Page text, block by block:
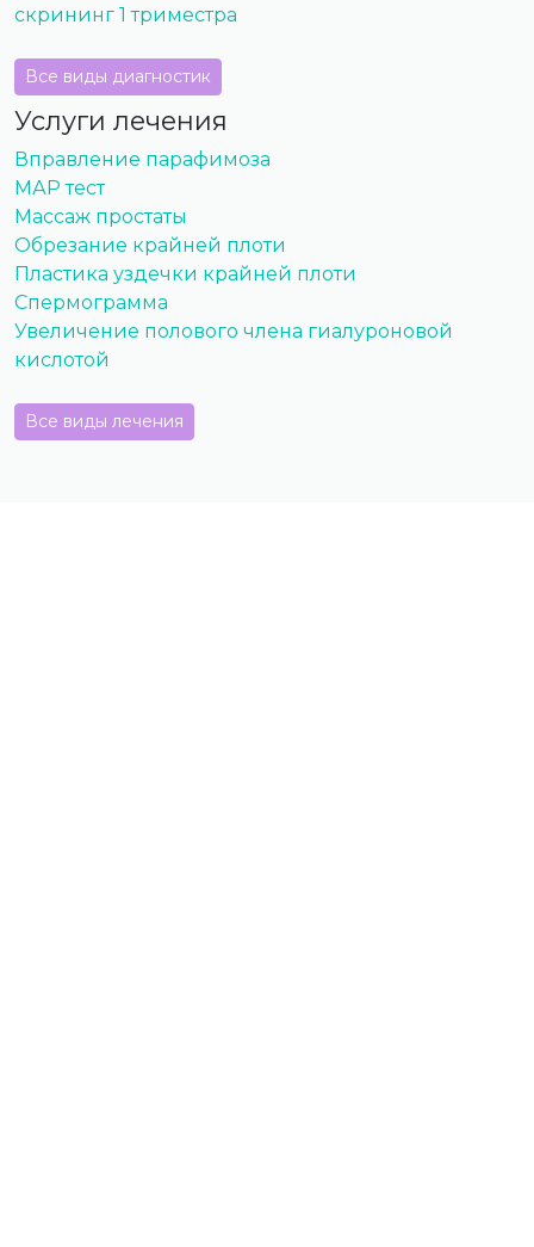
скрининг 1 триместра
Все виды диагностик
Услуги лечения
Вправление парафимоза
МАР тест
Массаж простаты
Обрезание крайней плоти
Пластика уздечки крайней плоти
Спермограмма
Увеличение полового члена гиалуроновой
кислотой
Все виды лечения